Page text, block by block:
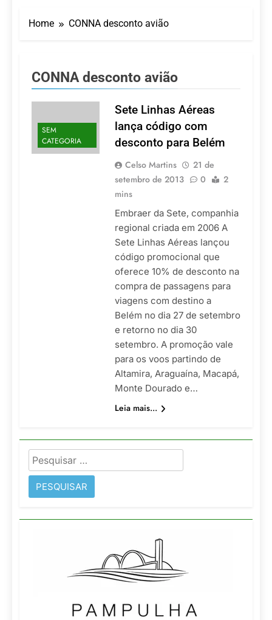
nos aeroportos da
7 De Agosto De 2026
de lazer e corporativo
7 De Agosto De 2026
Executivo com carreira
Balanger assume
comando do Wyndham
São Paulo Ibirapuera
5 De Agosto De 2026
LATAM anuncia 42
rotas na primeira fase
de operação do
5 De Agosto De 2026
Azul retoma voos
diretos entre Porto
Alegre e Montevidéu
em dezembro
5 De Agosto De 2026
Home CONNA desconto avião
CONNA desconto avião
SEM
CATEGORIA
Sete Linhas Aéreas
lança código com
desconto para Belém
Celso Martins
21 de
setembro de 2013
0
2
mins
Embraer da Sete, companhia
regional criada em 2006 A
Sete Linhas Aéreas lançou
código promocional que
oferece 10% de desconto na
compra de passagens para
viagens com destino a
Belém no dia 27 de setembro
e retorno no dia 30
setembro. A promoção vale
para os voos partindo de
Altamira, Araguaína, Macapá,
Monte Dourado e…
Leia mais...
Pesquisar
por: